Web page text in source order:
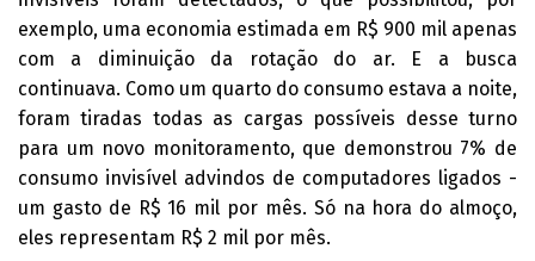
exemplo, uma economia estimada em R$ 900 mil apenas
com a diminuição da rotação do ar. E a busca
continuava. Como um quarto do consumo estava a noite,
foram tiradas todas as cargas possíveis desse turno
para um novo monitoramento, que demonstrou 7% de
consumo invisível advindos de computadores ligados -
um gasto de R$ 16 mil por mês. Só na hora do almoço,
eles representam R$ 2 mil por mês.